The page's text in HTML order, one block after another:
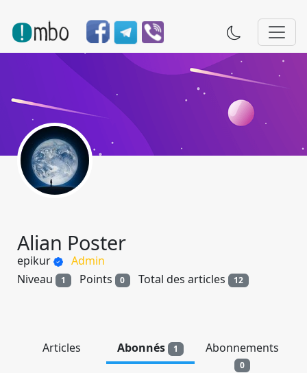
Alian Poster
epikur
Admin
Niveau
1 Points 0 Total des articles 12
Articles Abonnés 1 Abonnements
0